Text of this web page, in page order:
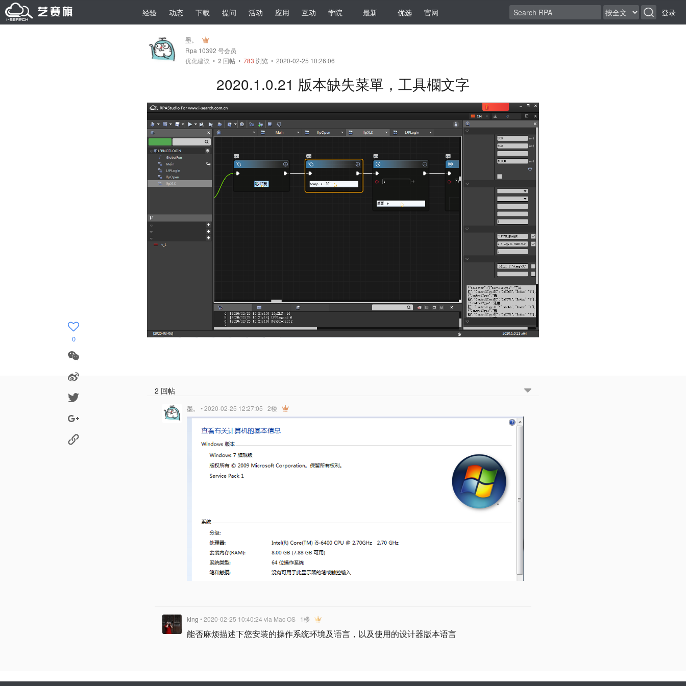
经验 动态 下载 提问 活动 应用 互动 学院 最新 优选 官网 登录
墨。
Rpa 10392 号会员
优化建议 • 2 回帖 • 783 浏览 • 2020-02-25 10:26:06
2020.1.0.21 版本缺失菜單，工具欄文字
2 回帖
墨。 • 2020-02-25 12:27:05 2楼
king • 2020-02-25 10:40:24 via Mac OS 1楼
能否麻烦描述下您安装的操作系统环境及语言，以及使用的设计器版本语言
0